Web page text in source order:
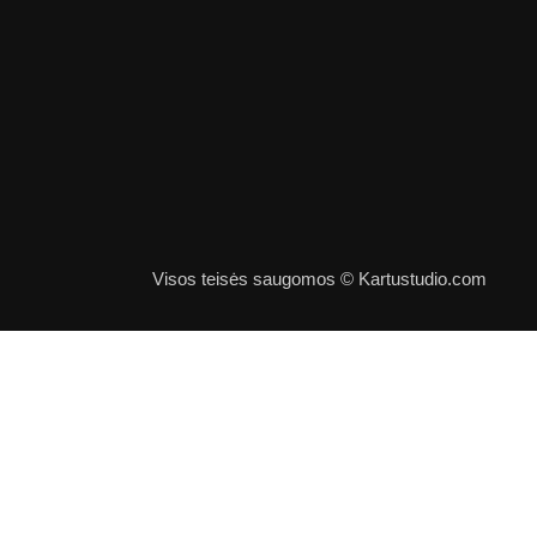
Visos teisės saugomos © Kartustudio.com